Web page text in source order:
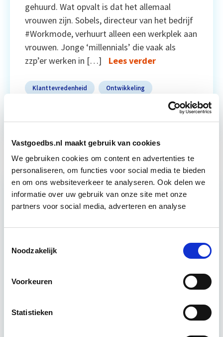
Vastgoedbs.nl maakt gebruik van cookies
We gebruiken cookies om content en advertenties te
personaliseren, om functies voor social media te bieden
en om ons websiteverkeer te analyseren. Ook delen we
informatie over uw gebruik van onze site met onze
partners voor social media, adverteren en analyse
Noodzakelijk
Voorkeuren
Statistieken
gehuurd. Wat opvalt is dat het allemaal
vrouwen zijn. Sobels, directeur van het bedrijf
#Workmode, verhuurt alleen een werkplek aan
vrouwen. Jonge ‘millennials’ die vaak als
zzp’er werken in […]
Lees verder
Klanttevredenheid Ontwikkeling
stikstofnormering een
10 september 2019
Neprom, de vereniging